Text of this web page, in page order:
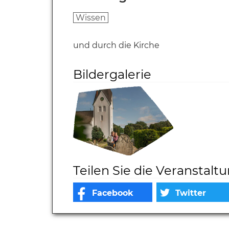
Wissen
und durch die Kirche
Bildergalerie
Teilen Sie die